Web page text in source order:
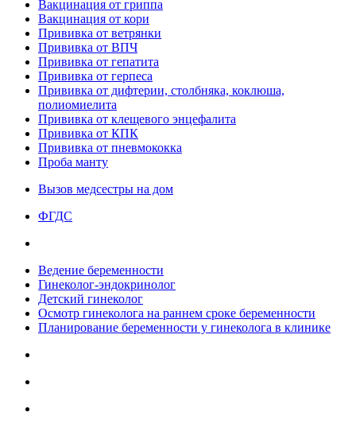
Вакцинация от гриппа
Вакцинация от кори
Прививка от ветрянки
Прививка от ВПЧ
Прививка от гепатита
Прививка от герпеса
Прививка от дифтерии, столбняка, коклюша,
полиомиелита
Прививка от клещевого энцефалита
Прививка от КПК
Прививка от пневмококка
Проба манту
Вызов медсестры на дом
ФГДС
Ведение беременности
Гинеколог-эндокринолог
Детский гинеколог
Осмотр гинеколога на раннем сроке беременности
Планирование беременности у гинеколога в клинике